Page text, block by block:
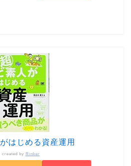
はじめる資産運用
created by Rinker